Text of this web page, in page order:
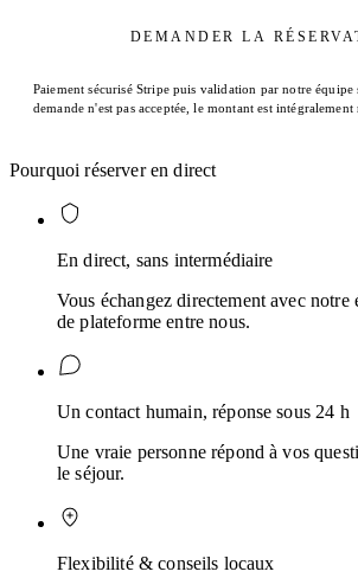
DEMANDER LA
Paiement sécurisé Stripe puis validation par notre équipe
demande n'est pas acceptée, le montant est intégralement
Pourquoi réserver en direct
En direct, sans intermédiaire
Vous échangez directement avec
de plateforme entre nous.
Un contact humain, réponse sous 24 h
Une vraie personne répond à vos
le séjour.
Flexibilité & conseils locaux